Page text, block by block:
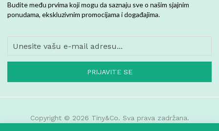
Budite među prvima koji mogu da saznaju sve o našim sjajnim
ponudama, ekskluzivnim promocijama i događajima.
PRIJAVITE SE
Copyright © 2026 Tiny&Co. Sva prava zadržana.